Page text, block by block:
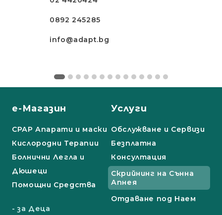
0892 245285
info@adapt.bg
е-Магазин
СРАР Апарати и маски
Кислородни Терапии
Болнични Легла и
Дюшеци
Помощни Средства
- за Деца
Услуги
Обслужване и Сервизи
Безплатна
Консултация
Скрийнинг на Сънна
Апнея
Отдаване под Наем